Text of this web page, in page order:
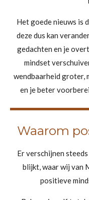
Het goede nieuws is
deze dus kan
gedachten en je
mindset
wendbaarheid groter,
en je beter
Waarom
Er verschijnen
blijkt, waar wij van
positieve